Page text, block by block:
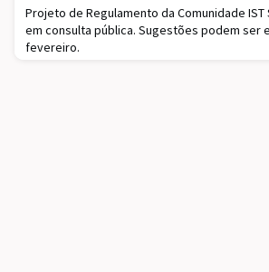
Projeto de Regulamento da Comunidade IST
em consulta pública. Sugestões podem ser
fevereiro.